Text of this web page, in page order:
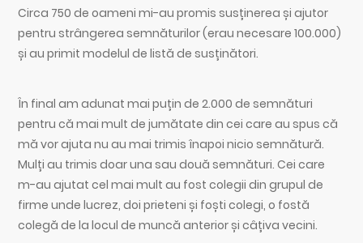
Circa 750 de oameni mi-au promis susținerea și ajutor
pentru strângerea semnăturilor (erau necesare 100.000)
și au primit modelul de listă de susținători.
În final am adunat mai puțin de 2.000 de semnături
pentru că mai mult de jumătate din cei care au spus că
mă vor ajuta nu au mai trimis înapoi nicio semnătură.
Mulți au trimis doar una sau două semnături. Cei care
m-au ajutat cel mai mult au fost colegii din grupul de
firme unde lucrez, doi prieteni și foști colegi, o fostă
colegă de la locul de muncă anterior și câțiva vecini.